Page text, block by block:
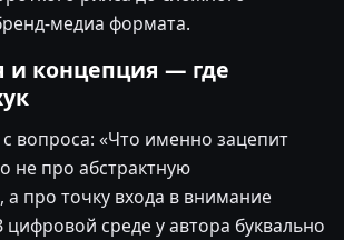
медиа формата.
и концепция — где
вопроса: «Что именно зацепит
не про абстрактную
а про точку входа в внимание
цифровой среде у автора буквально